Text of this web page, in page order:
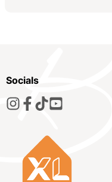
Socials